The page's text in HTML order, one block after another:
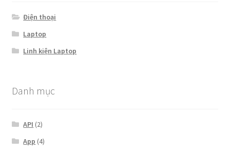
Điện thoại
Laptop
Linh kiện Laptop
Danh mục
API (2)
App (4)